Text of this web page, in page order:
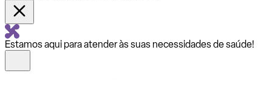
Estamos aqui para atender às suas necessidades de saúde!